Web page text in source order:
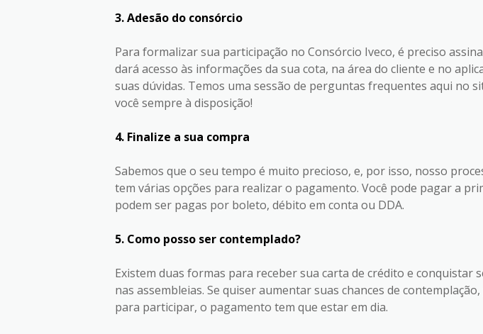
3. Adesão do consórcio
Para formalizar sua participação no Consórcio Iveco, é preciso
dará acesso às informações da sua cota, na área do cliente e no
suas dúvidas. Temos uma sessão de perguntas frequentes aqui no
você sempre à disposição!
4. Finalize a sua compra
Sabemos que o seu tempo é muito precioso, e, por isso, nosso
tem várias opções para realizar o pagamento. Você pode pagar a
podem ser pagas por boleto, débito em conta ou DDA.
5. Como posso ser contemplado?
Existem duas formas para receber sua carta de crédito e conquistar
nas assembleias. Se quiser aumentar suas chances de
para participar, o pagamento tem que estar em dia.